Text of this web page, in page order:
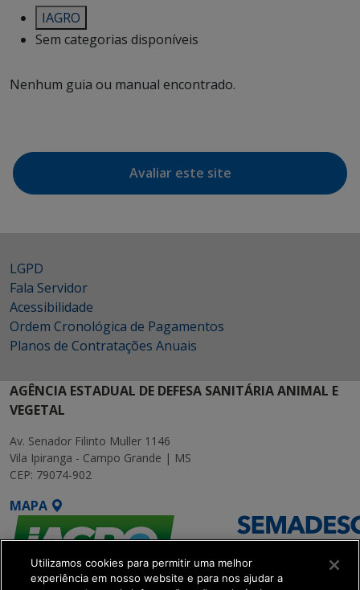
IAGRO
Sem categorias disponíveis
Nenhum guia ou manual encontrado.
Avaliar este site
LGPD
Fala Servidor
Acessibilidade
Ordem Cronológica de Pagamentos
Planos de Contratações Anuais
AGÊNCIA ESTADUAL DE DEFESA SANITÁRIA ANIMAL E
VEGETAL
Av. Senador Filinto Muller 1146
Vila Ipiranga - Campo Grande | MS
CEP: 79074-902
MAPA
Utilizamos cookies para permitir uma melhor
experiência em nosso website e para nos ajudar a